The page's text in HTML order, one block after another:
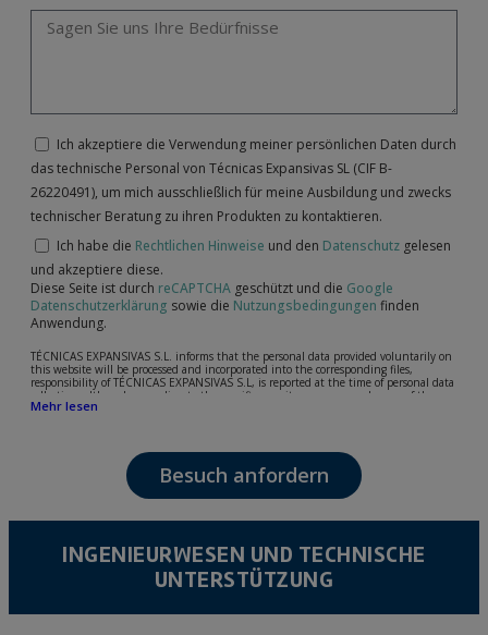
Ich akzeptiere die Verwendung meiner persönlichen Daten durch
das technische Personal von Técnicas Expansivas SL (CIF B-
26220491), um mich ausschließlich für meine Ausbildung und zwecks
technischer Beratung zu ihren Produkten zu kontaktieren.
Ich habe die Rechtlichen Hinweise und den Datenschutz gelesen
und akzeptiere diese.
Diese Seite ist durch reCAPTCHA geschützt und die Google
Datenschutzerklärung sowie die Nutzungsbedingungen finden
Anwendung.
TÉCNICAS EXPANSIVAS S.L. informs that the personal data provided voluntarily on
this website will be processed and incorporated into the corresponding files,
responsibility of TÉCNICAS EXPANSIVAS S.L, is reported at the time of personal data
collection, although, according to the specific case, its purpose may be any of the
following: attention to your referred request, complaint or question, established
The data in our files are strictly confidential and shall be treated with the utmost
confidentiality and shall comply with all the requirements provided for the General
Data Protection Regulation (GDPR) 2016.
encrypted. Should these details be sent, it is done so under your sole responsibility.
The user may at any time exercise their rights of access, rectification, cancellation
and opposition under the provisions of the General Data Protection Regulation
Portalada II | c/ Segador 13, 26006 | Logroño (La Rioja).
Mehr lesen
Besuch anfordern
INGENIEURWESEN UND TECHNISCHE
UNTERSTÜTZUNG